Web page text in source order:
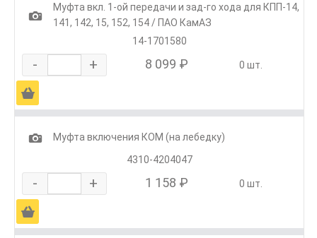
1
Муфта вкл. 1-ой передачи и зад-го хода для КПП-14,
141, 142, 15, 152, 154 / ПАО КамАЗ
14-1701580
- + 8 099 ₽ 0 шт.
Ä
1
Муфта включения КОМ (на лебедку)
4310-4204047
- + 1 158 ₽ 0 шт.
Ä